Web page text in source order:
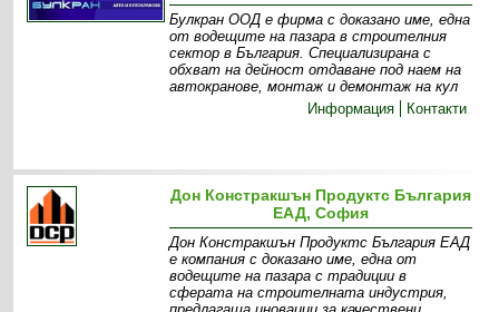
Булкран ООД е фирма с доказано име, една
от водещите на пазара в строителния
сектор в България. Специализирана с
обхват на дейност отдаване под наем на
автокранове, монтаж и демонтаж на кул
Информация
Контакти
Дон Констракшън Продуктс България
ЕАД, София
Дон Констракшън Продуктс България ЕАД
е компания с доказано име, една от
водещите на пазара с традиции в
сферата на строителната индустрия,